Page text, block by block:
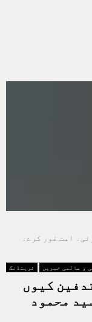
امت غور کرے۔
ٹرینڈنگ و عالمی خبریں
کیوں
محمود